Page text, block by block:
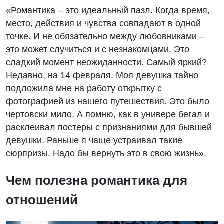
«Романтика – это идеальный пазл. Когда время,
место, действия и чувства совпадают в одной
точке. И не обязательно между любовниками –
это может случиться и с незнакомцами. Это
сладкий момент неожиданности. Самый яркий?
Недавно, на 14 февраля. Моя девушка тайно
подложила мне на работу открытку с
фотографией из нашего путешествия. Это было
чертовски мило. А помню, как в универе бегал и
расклеивал постеры с признаниями для бывшей
девушки. Раньше я чаще устраивал такие
сюрпризы. Надо бы вернуть это в свою жизнь».
Чем полезна романтика для
отношений